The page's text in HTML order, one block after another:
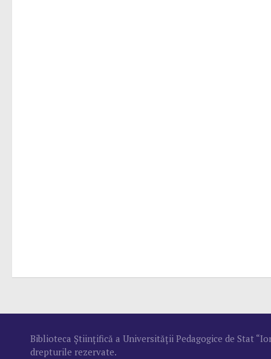
Biblioteca Ştiinţifică a Universităţii Pedagogice de Stat
drepturile rezervate.